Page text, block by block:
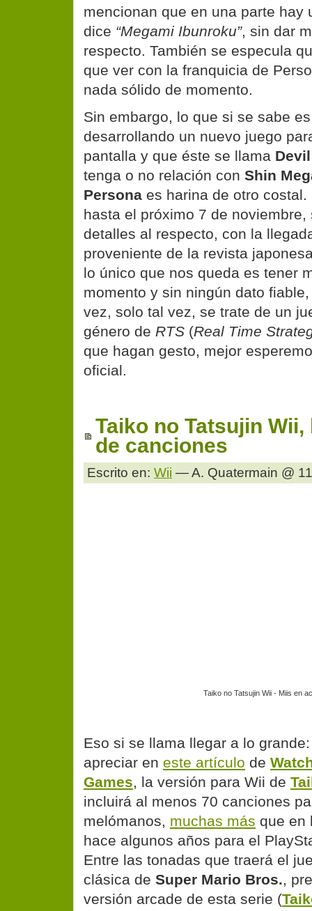
mencionan que en una parte hay
dice “Megami Ibunroku”, sin dar
respecto. También se especula
que ver con la franquicia de
nada sólido de momento.
Sin embargo, lo que si se sabe
desarrollando un nuevo juego
pantalla y que éste se llama
tenga o no relación con Shin
Persona es harina de otro
hasta el próximo 7 de noviembre,
detalles al respecto, con la
proveniente de la revista
lo único que nos queda es tener
momento y sin ningún dato
vez, solo tal vez, se trate de un
género de RTS (Real Time
que hagan gesto, mejor
oficial.
Taiko no Tatsujin
de canciones
Escrito en: Wii — A. Quatermain @
Taiko no Tatsujin Wii - Miis en
Eso si se llama llegar a lo
apreciar en este artículo de
Games, la versión para Wii de
incluirá al menos 70 canciones
melómanos, muchas más que en
hace algunos años para el
Entre las tonadas que traerá el
clásica de Super Mario Bros.,
versión arcade de esta serie (